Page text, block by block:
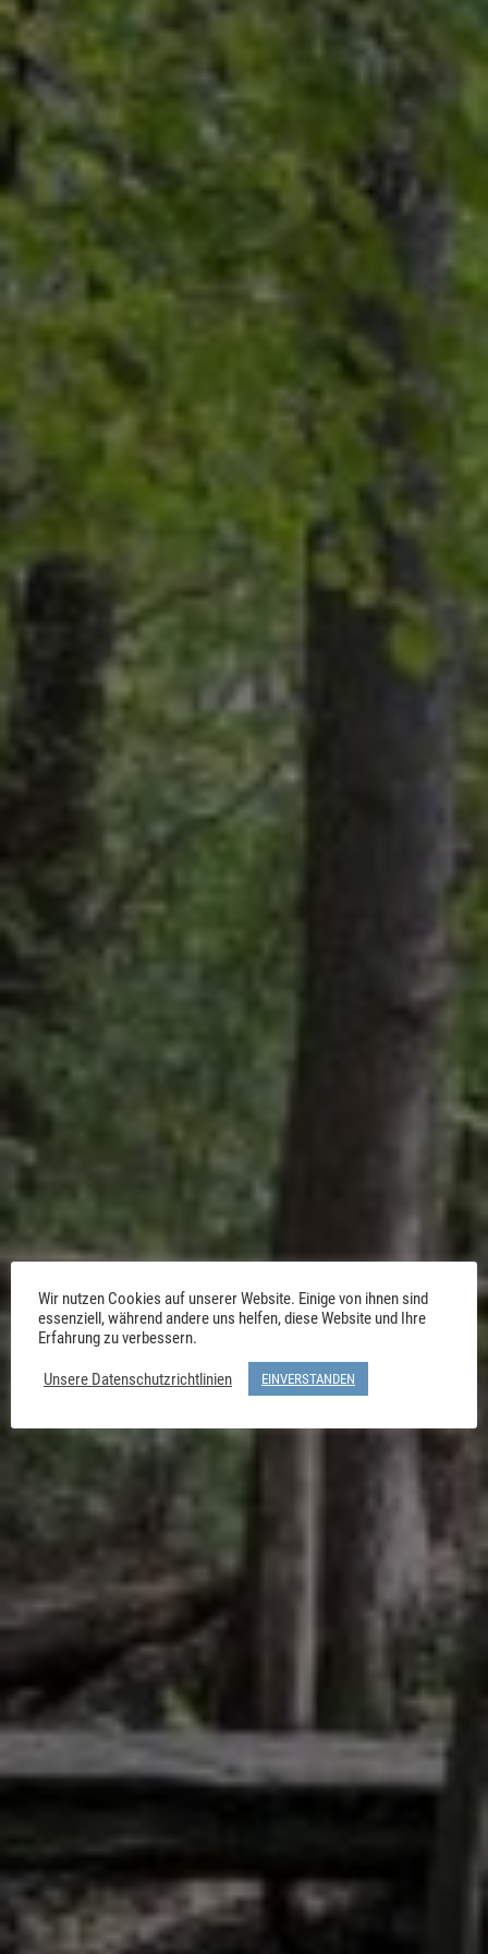
Wir nutzen Cookies auf unserer Website. Einige von ihnen sind
essenziell, während andere uns helfen, diese Website und Ihre
Erfahrung zu verbessern.
Unsere Datenschutzrichtlinien
EINVERSTANDEN